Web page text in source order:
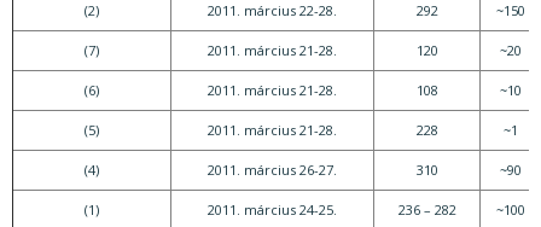
(2) 2011. március 22-28. 292 ~150
(7) 2011. március 21-28. 120 ~20
(6) 2011. március 21-28. 108 ~10
(5) 2011. március 21-28. 228 ~1
(4) 2011. március 26-27. 310 ~90
(1) 2011. március 24-25. 236 – 282 ~100